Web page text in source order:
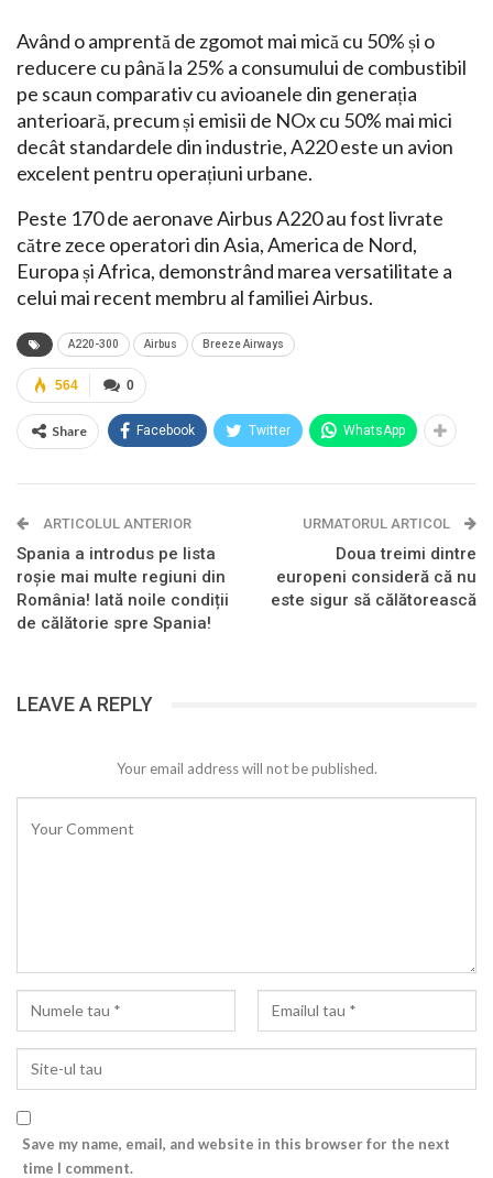
Având o amprentă de zgomot mai mică cu 50% și o
reducere cu până la 25% a consumului de combustibil
pe scaun comparativ cu avioanele din generația
anterioară, precum și emisii de NOx cu 50% mai mici
decât standardele din industrie, A220 este un avion
excelent pentru operațiuni urbane.
Peste 170 de aeronave Airbus A220 au fost livrate
către zece operatori din Asia, America de Nord,
Europa și Africa, demonstrând marea versatilitate a
celui mai recent membru al familiei Airbus.
A220-300 Airbus Breeze Airways
0
564
Share Facebook Twitter WhatsApp
ARTICOLUL ANTERIOR
Spania a introdus pe lista
roșie mai multe regiuni din
România! Iată noile condiții
de călătorie spre Spania!
URMATORUL ARTICOL
Doua treimi dintre
europeni consideră că nu
este sigur să călătorească
LEAVE A REPLY
Your email address will not be published.
Save my name, email, and website in this browser for the next
time I comment.